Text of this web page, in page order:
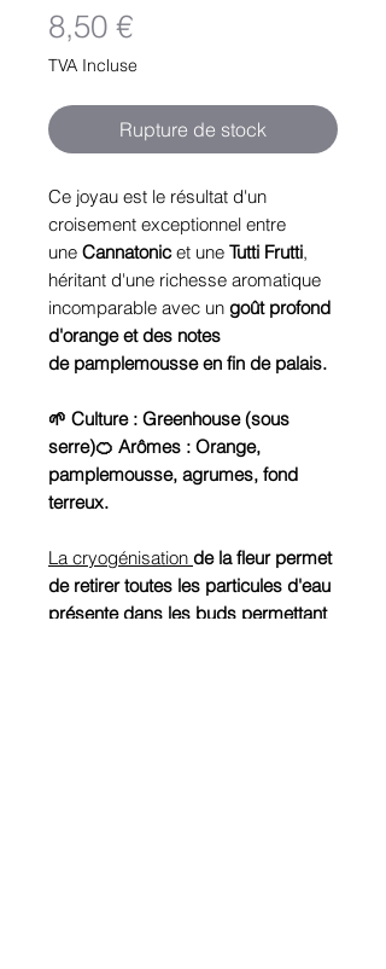
8,50 €Prix
TVA Incluse
Rupture de stock
Ce joyau est le résultat d'un
croisement exceptionnel entre
une Cannatonicet une Tutti Frutti,
héritant d'une richesse aromatique
incomparable avec un goût profond
d'orange et des notes
de pamplemousse en fin de palais.
🌱 Culture : Greenhouse (sous
serre)🍊 Arômes : Orange,
pamplemousse, agrumes, fond
terreux.
La cryogénisation de la fleur permet
de retirer toutes les particules d'eau
présente dans les buds permettant